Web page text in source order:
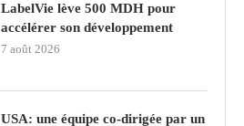
LabelVie lève 500 MDH pour
accélérer son développement
7 août 2026
USA: une équipe co-dirigée par un